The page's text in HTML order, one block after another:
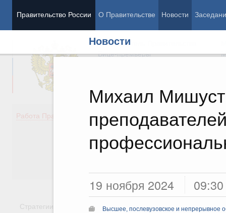
Правительство России О Правительстве Новости
Новости
Михаил
19 ноября 2024 09:30
Высшее, послевузовское и непрерывное
Председатель Правительства
Вице-премьеры
Работа Правительства
Демография
Здоровье
Культура
Стратегии Государственные программы